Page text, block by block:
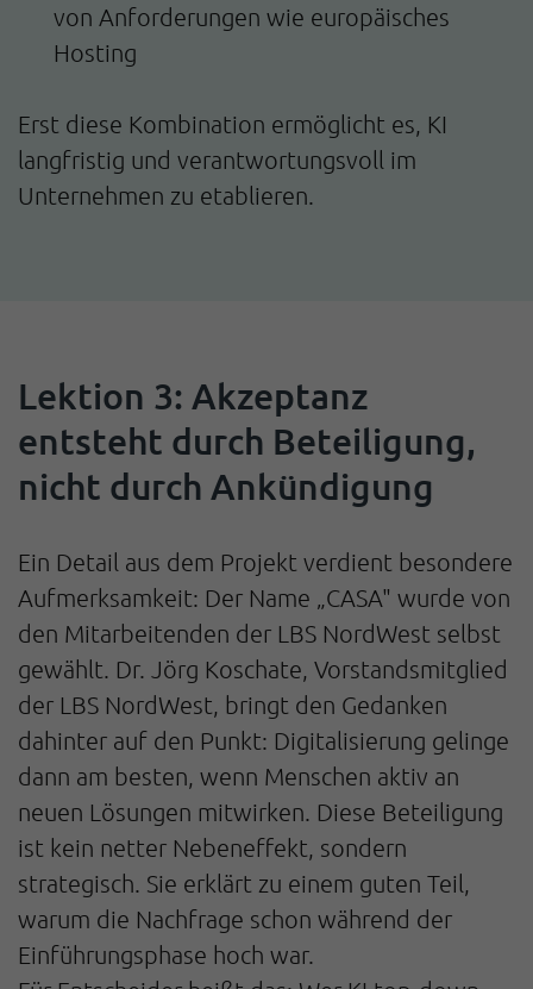
von Anforderungen wie europäisches
Hosting
Erst diese Kombination ermöglicht es, KI
langfristig und verantwortungsvoll im
Unternehmen zu etablieren.
Lektion 3: Akzeptanz
entsteht durch Beteiligung,
nicht durch Ankündigung
Ein Detail aus dem Projekt verdient besondere
Aufmerksamkeit: Der Name „CASA" wurde von
den Mitarbeitenden der LBS NordWest selbst
gewählt. Dr. Jörg Koschate, Vorstandsmitglied
der LBS NordWest, bringt den Gedanken
dahinter auf den Punkt: Digitalisierung gelinge
dann am besten, wenn Menschen aktiv an
neuen Lösungen mitwirken. Diese Beteiligung
ist kein netter Nebeneffekt, sondern
strategisch. Sie erklärt zu einem guten Teil,
warum die Nachfrage schon während der
Einführungsphase hoch war.